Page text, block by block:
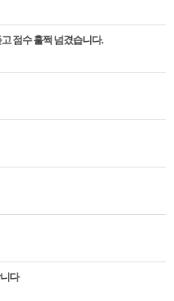
점수 훌쩍 넘겼습니다.
다